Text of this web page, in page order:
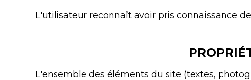
L'utilisateur reconnaît avoir pris connaissance
L'ensemble des éléments du site (textes,